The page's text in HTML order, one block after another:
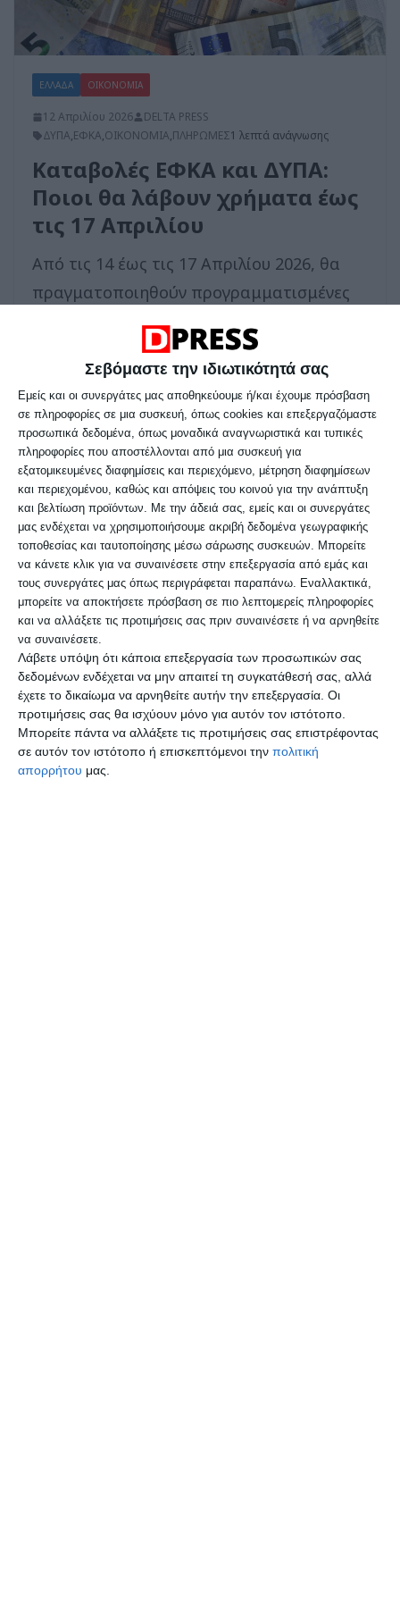
Σεβόμαστε την ιδιωτικότητά σας
Εμείς και οι συνεργάτες μας αποθηκεύουμε ή/και έχουμε πρόσβαση
σε πληροφορίες σε μια συσκευή, όπως cookies και επεξεργαζόμαστε
προσωπικά δεδομένα, όπως μοναδικά αναγνωριστικά και τυπικές
πληροφορίες που αποστέλλονται από μια συσκευή για
εξατομικευμένες διαφημίσεις και περιεχόμενο, μέτρηση διαφημίσεων
και περιεχομένου, καθώς και απόψεις του κοινού για την ανάπτυξη
και βελτίωση προϊόντων.
Με την άδειά σας, εμείς και οι συνεργάτες
μας ενδέχεται να χρησιμοποιήσουμε ακριβή δεδομένα γεωγραφικής
τοποθεσίας και ταυτοποίησης μέσω σάρωσης συσκευών. Μπορείτε
να κάνετε κλικ για να συναινέσετε στην επεξεργασία από εμάς και
τους συνεργάτες μας όπως περιγράφεται παραπάνω. Εναλλακτικά,
μπορείτε να αποκτήσετε πρόσβαση σε πιο λεπτομερείς πληροφορίες
και να αλλάξετε τις προτιμήσεις σας πριν συναινέσετε ή να αρνηθείτε
να συναινέσετε.
Λάβετε υπόψη ότι κάποια επεξεργασία των προσωπικών σας
δεδομένων ενδέχεται να μην απαιτεί τη συγκατάθεσή σας, αλλά
έχετε το δικαίωμα να αρνηθείτε αυτήν την επεξεργασία. Οι
προτιμήσεις σας θα ισχύουν μόνο για αυτόν τον ιστότοπο.
Μπορείτε πάντα να αλλάξετε τις προτιμήσεις σας επιστρέφοντας
σε αυτόν τον ιστότοπο ή επισκεπτόμενοι την πολιτική
απορρήτου μας.
ΕΛΛΑΔΑ ΟΙΚΟΝΟΜΙΑ
12 Απριλίου 2026
DELTA PRESS
ΔΥΠΑ,ΕΦΚΑ,ΟΙΚΟΝΟΜΙΑ,ΠΛΗΡΩΜΕΣ1 λεπτά ανάγνωσης
Καταβολές ΕΦΚΑ και ΔΥΠΑ:
Ποιοι θα λάβουν χρήματα έως
τις 17 Απριλίου
Από τις 14 έως τις 17 Απριλίου 2026, θα
πραγματοποιηθούν προγραμματισμένες
πληρωμές στο πλαίσιο του e-ΕΦΚΑ και της
Δημόσιας Υπηρεσίας Απασχόλησης
ΕΛΛΑΔΑ ΟΙΚΟΝΟΜΙΑ
20 Δεκεμβρίου 2025
DELTA PRESS
ΕΠΙΔΟΜΑΤΑ,ΟΙΚΟΝΟΜΙΑ,ΠΛΗΡΩΜΕΣ,ΦΟΡΟΛΟΓΙΑ
3 λεπτά ανάγνωσης
Ο χάρτης των πληρωμών και